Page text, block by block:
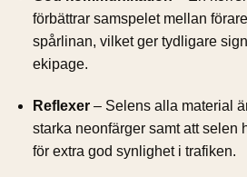
förbättrar samspelet mellan
spårlinan, vilket ger tydligare
ekipage.
Reflexer – Selens alla material
starka neonfärger samt att selen
för extra god synlighet i trafiken.